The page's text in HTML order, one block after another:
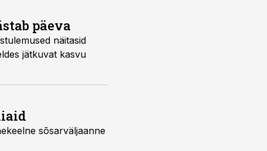
päeva
näitasid
jätkuvat kasvu
sõsarväljaanne